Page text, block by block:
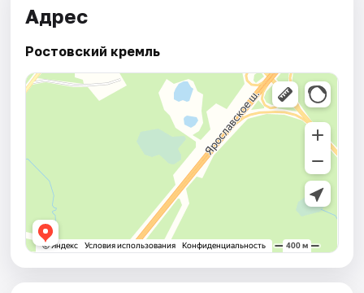
Адрес
Ростовский кремль